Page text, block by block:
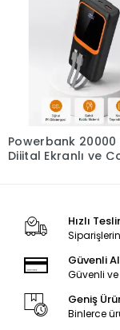
Powerbank 20000
Dijital Ekranlı ve
Hızlı
Güvenli
Güvenli
Geniş
Binlerce